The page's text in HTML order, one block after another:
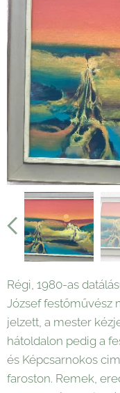
Régi, 1980-as
József festőművész
jelzett, a mester
hátoldalon pedig a
és Képcsarnokos
faroston. Remek,